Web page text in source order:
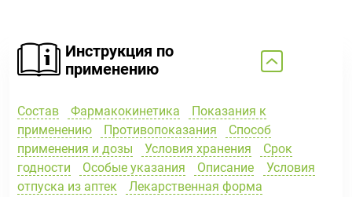
Инструкция по
применению
Состав Фармакокинетика
Показания к
применению
Противопоказания
Способ
применения и дозы
Условия хранения
Срок
годности
Особые указания Описание
Условия
отпуска из аптек
Лекарственная форма